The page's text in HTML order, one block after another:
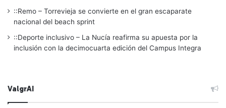
::Remo – Torrevieja se convierte en el gran escaparate
nacional del beach sprint
::Deporte inclusivo – La Nucía reafirma su apuesta por la
inclusión con la decimocuarta edición del Campus Integra
ValgrAI